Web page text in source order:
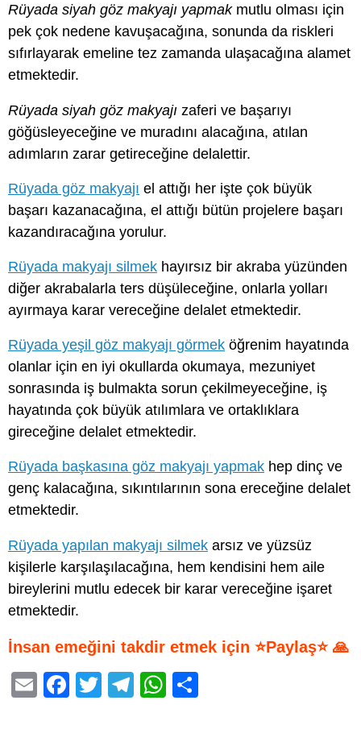
Rüyada siyah göz makyajı yapmakmutlu olması için
pek çok nedene kavuşacağına, sonunda da riskleri
sıfırlayarak emeline tez zamanda ulaşacağına alamet
etmektedir.
Rüyada siyah göz makyajı zaferi ve başarıyı
göğüsleyeceğine ve muradını alacağına, atılan
adımların zarar getireceğine delalettir.
Rüyada göz makyajı el attığı her işte çok büyük
başarı kazanacağına, el attığı bütün projelere başarı
kazandıracağına yorulur.
Rüyada makyajı silmek hayırsız bir akraba yüzünden
diğer akrabalarla ters düşüleceğine, onlarla yolları
ayırmaya karar vereceğine delalet etmektedir.
Rüyada yeşil göz makyajı görmek öğrenim hayatında
olanlar için en iyi okullarda okumaya, mezuniyet
sonrasında iş bulmakta sorun çekilmeyeceğine, iş
hayatında çok büyük atılımlara ve ortaklıklara
gireceğine delalet etmektedir.
Rüyada başkasına göz makyajı yapmak hep dinç ve
genç kalacağına, sıkıntılarının sona ereceğine delalet
etmektedir.
Rüyada yapılan makyajı silmek arsız ve yüzsüz
kişilerle karşılaşılacağına, hem kendisini hem aile
bireylerini mutlu edecek bir karar vereceğine işaret
etmektedir.
İnsan emeğini takdir etmek için ⭐Paylaş⭐ 🙏
E
F
T
T
W